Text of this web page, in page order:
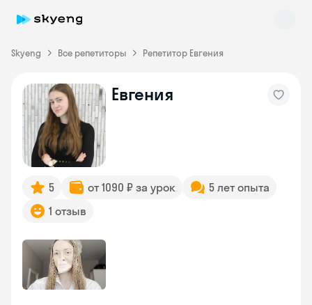
Skyeng Все репетиторы Репетитор Евгения
Евгения
5 от 1090 ₽ за урок
5 лет опыта
1 отзыв
Skyeng Chat
online